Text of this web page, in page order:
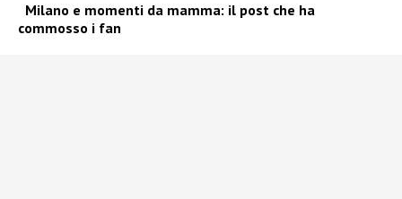
Milano e momenti da mamma: il post che ha
commosso i fan